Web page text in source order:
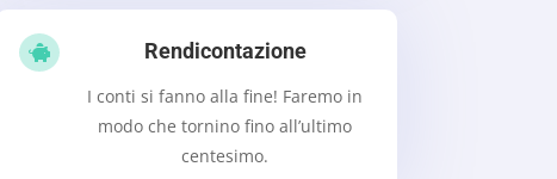
 Rendicontazione
I conti si fanno alla fine! Faremo in
modo che tornino fino all’ultimo
centesimo.